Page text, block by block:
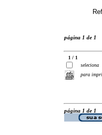
página 1 de 1
1 / 1
seleciona
para
página 1 de 1